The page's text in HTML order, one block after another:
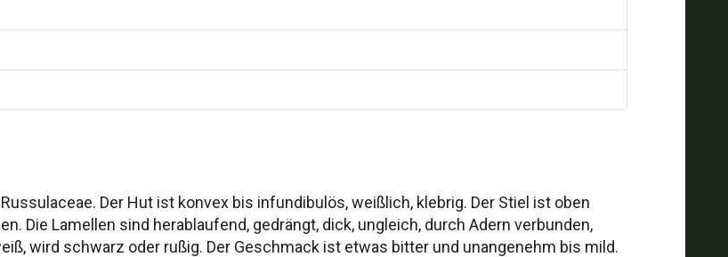
Der Hut ist konvex bis infundibulös, weißlich, klebrig. Der Stiel ist oben
Die Lamellen sind herablaufend, gedrängt, dick, ungleich, durch Adern verbunden,
wird schwarz oder rußig. Der Geschmack ist etwas bitter und unangenehm bis mild.